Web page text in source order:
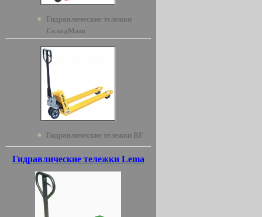
Гидравлические тележки
СкладМаш
Гидравлические тележки BF
Гидравлические тележки Lema